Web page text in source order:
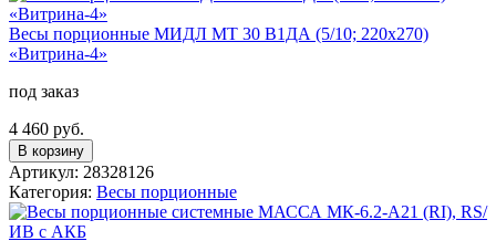
Весы порционные МИДЛ МТ 30 В1ДА (5/10; 220x270)
«Витрина-4»
под заказ
4 460 руб.
В корзину
Артикул: 28328126
Категория: Весы порционные